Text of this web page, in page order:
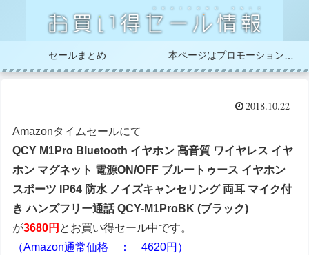
セールまとめ
2018.10.22
Amazonタイムセールにて
QCY M1Pro Bluetooth イヤホン 高音質 ワイヤレス イヤ
ホン マグネット 電源ON/OFF ブルートゥース イヤホン
スポーツ IP64 防水 ノイズキャンセリング 両耳 マイク付
き ハンズフリー通話 QCY-M1ProBK (ブラック)
が3680円 とお買い得セール中です。
（Amazon通常価格 ： 4620円）